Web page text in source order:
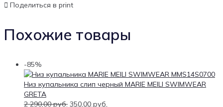
Поделиться в print
Похожие товары
-85%
Низ купальника слип черный MARIE MEILI SWIMWEAR
GRETA
2 290,00руб. 350,00 руб.